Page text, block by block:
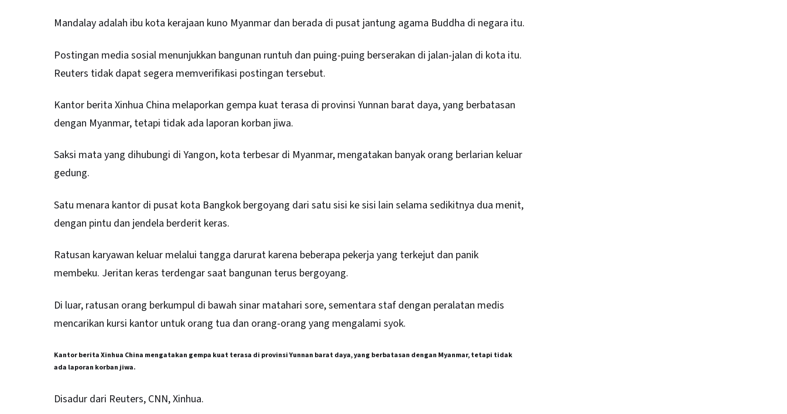
Mandalay adalah ibu kota kerajaan kuno Myanmar dan berada di pusat jantung agama Buddha di negara itu.
Postingan media sosial menunjukkan bangunan runtuh dan puing-puing berserakan di jalan-jalan di kota itu.
Reuters tidak dapat segera memverifikasi postingan tersebut.
Kantor berita Xinhua China melaporkan gempa kuat terasa di provinsi Yunnan barat daya, yang berbatasan
dengan Myanmar, tetapi tidak ada laporan korban jiwa.
Saksi mata yang dihubungi di Yangon, kota terbesar di Myanmar, mengatakan banyak orang berlarian keluar
gedung.
Satu menara kantor di pusat kota Bangkok bergoyang dari satu sisi ke sisi lain selama sedikitnya dua menit,
dengan pintu dan jendela berderit keras.
Ratusan karyawan keluar melalui tangga darurat karena beberapa pekerja yang terkejut dan panik
membeku. Jeritan keras terdengar saat bangunan terus bergoyang.
Di luar, ratusan orang berkumpul di bawah sinar matahari sore, sementara staf dengan peralatan medis
mencarikan kursi kantor untuk orang tua dan orang-orang yang mengalami syok.
Kantor berita Xinhua China mengatakan gempa kuat terasa di provinsi Yunnan barat daya, yang berbatasan dengan Myanmar, tetapi tidak
ada laporan korban jiwa.
Disadur dari Reuters, CNN, Xinhua.